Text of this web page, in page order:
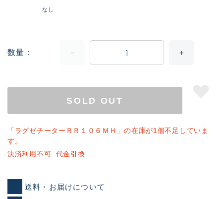
なし
数量
SOLD OUT
「ラグゼチーターＲＲ１０６ＭＨ」の在庫が1個不足していま
す。
決済利用不可: 代金引換
送料・お届けについて